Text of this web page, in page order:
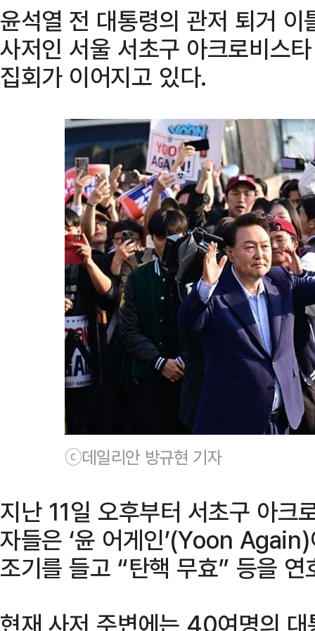
윤석열 전 대통령의 관저 퇴거
사저인 서울 서초구 아크로비스
집회가 이어지고 있다.
ⓒ데일리안 방규현 기자
지난 11일 오후부터 서초구 아크
자들은 ‘윤 어게인’(Yoon
조기를 들고 “탄핵 무효” 등을 연
현재 사저 주변에는 40여명의